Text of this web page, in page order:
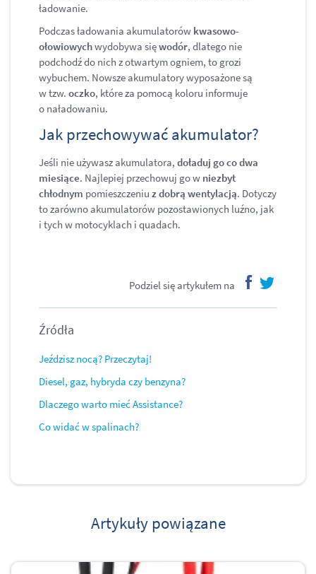
ładowanie.
Podczas ładowania akumulatorów kwasowo-
ołowiowychwydobywa sięwodór, dlatego nie
podchodź do nich z otwartym ogniem, to grozi
wybuchem. Nowsze akumulatory wyposażone są
w tzw. oczko, które za pomocą koloru informuje
o naładowaniu.
Jak przechowywać akumulator?
Jeśli nie używasz akumulatora, doładuj go co dwa
miesiące. Najlepiej przechowuj go w niezbyt
chłodnym pomieszczeniu z dobrą wentylacją. Dotyczy
to zarówno akumulatorów pozostawionych luźno, jak
i tych w motocyklach i quadach.
Podziel się artykułem na
Źródła
Jeździsz nocą? Przeczytaj!
Diesel, gaz, hybryda czy benzyna?
Dlaczego warto mieć Assistance?
Co widać w spalinach?
Artykuły powiązane